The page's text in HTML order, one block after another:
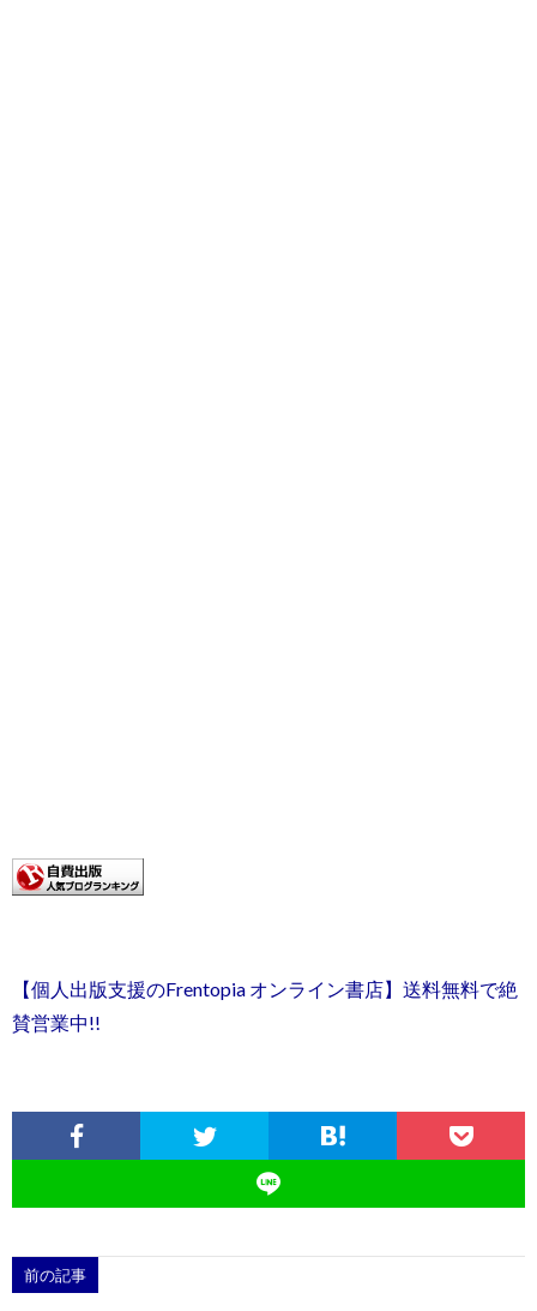
【個人出版支援のFrentopia オンライン書店】送料無料で絶
賛営業中!!
前の記事